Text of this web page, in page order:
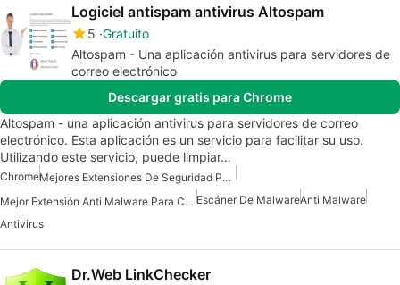
Logiciel antispam antivirus Altospam
5 Gratuito
Altospam - Una aplicación antivirus para servidores de
correo electrónico
Descargar gratis para Chrome
Altospam - una aplicación antivirus para servidores de correo
electrónico. Esta aplicación es un servicio para facilitar su uso.
Utilizando este servicio, puede limpiar…
Chrome
Mejores Extensiones De Seguridad Para Chrome
Mejor Extensión Anti Malware Para Chrome Escáner De MalwareAnti Malware
Antivirus
Dr.Web LinkChecker